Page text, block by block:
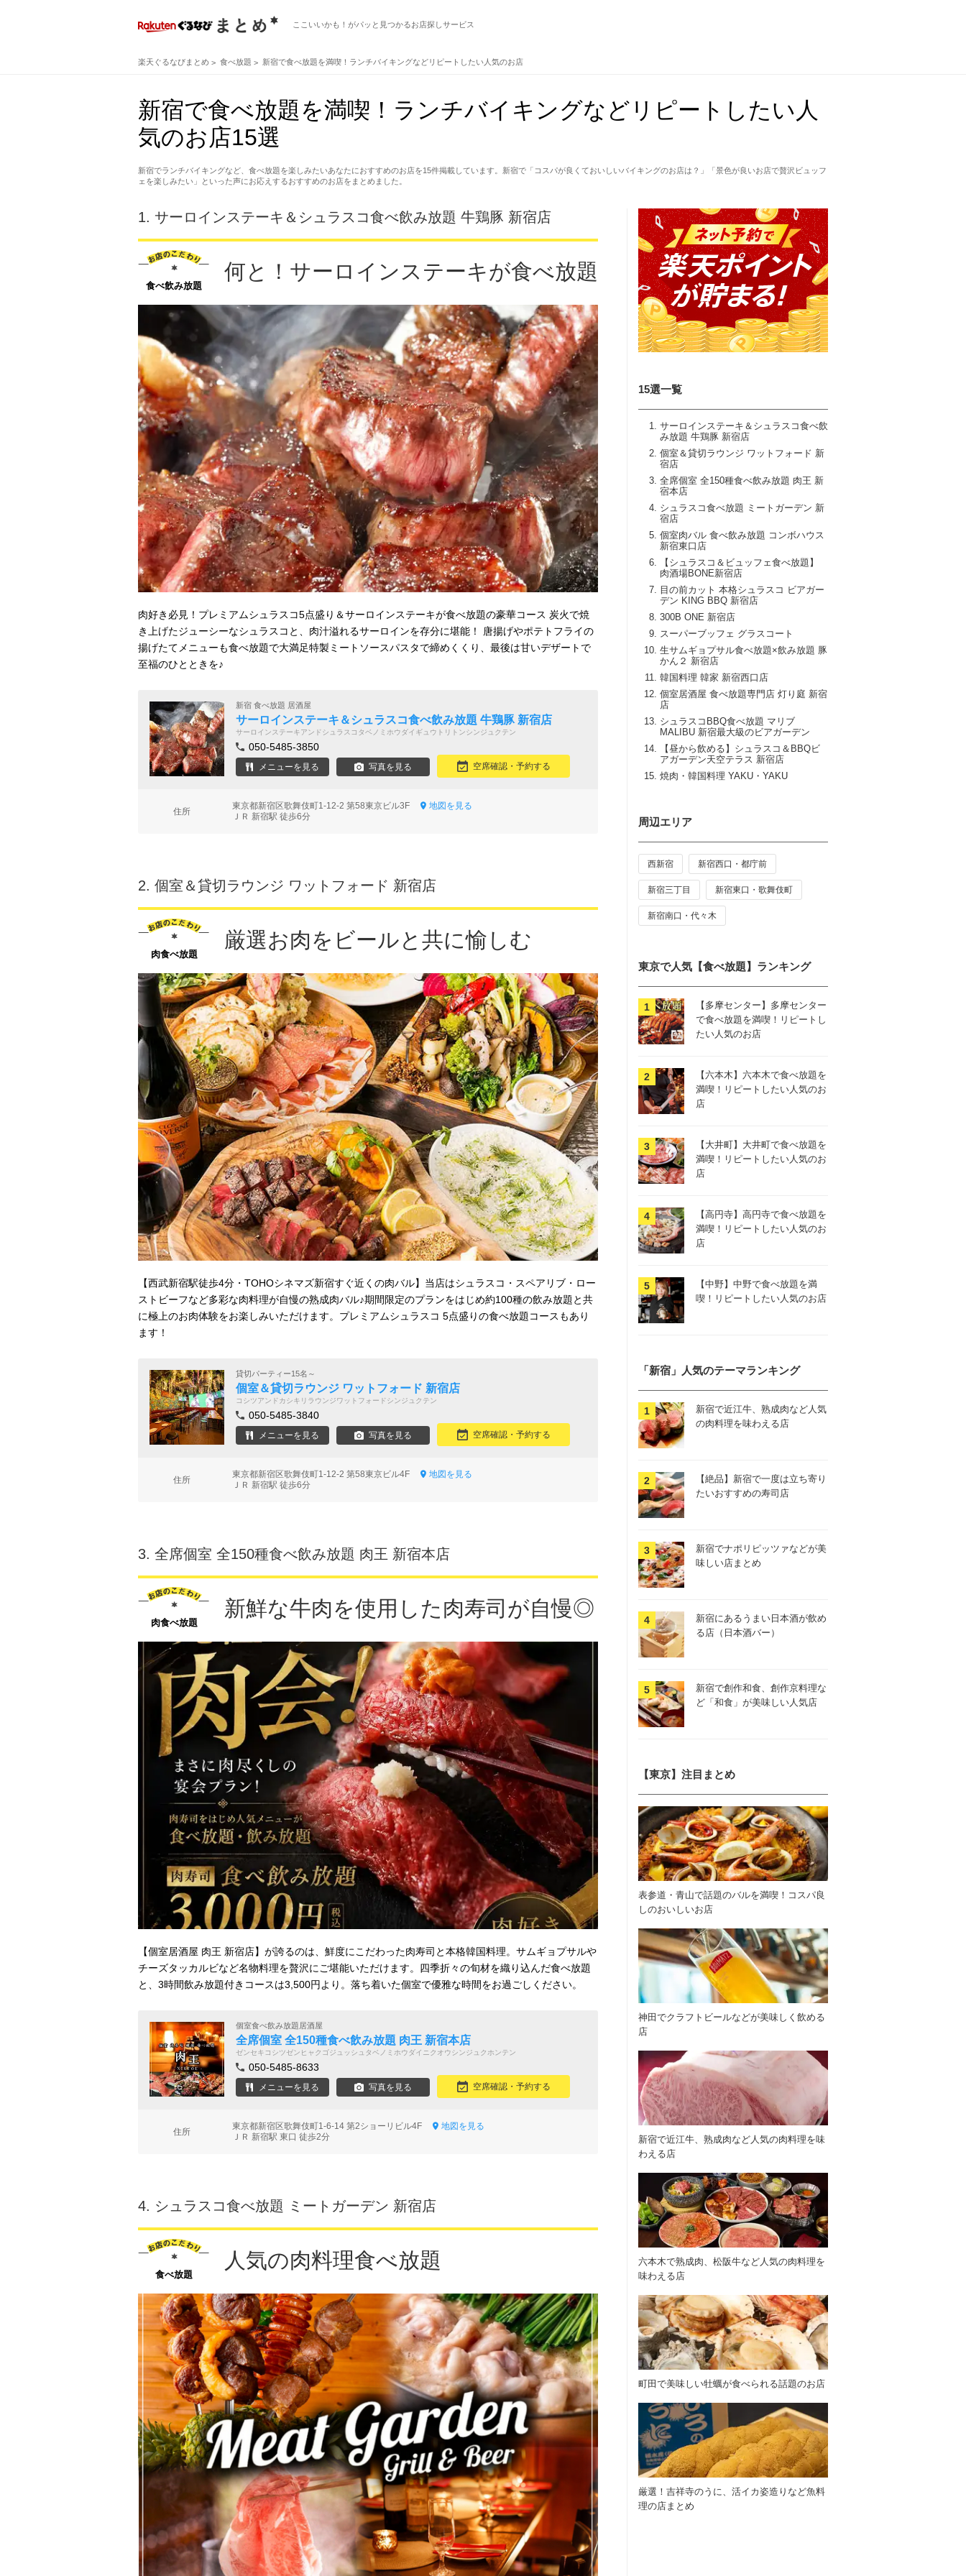
ここいいかも！がパッと見つかるお店探しサービス
楽天ぐるなびまとめ 食べ放題 新宿で食べ放題を満喫！ランチバイキングなどリピートしたい人気のお店
新宿で食べ放題を満喫！ランチバイキングなどリピートしたい人
気のお店15選
新宿でランチバイキングなど、食べ放題を楽しみたいあなたにおすすめのお店を15件掲載しています。新宿で「コスパが良くておいしいバイキングのお店は？」「景色が良いお店で贅沢ビュッフ
ェを楽しみたい」といった声にお応えするおすすめのお店をまとめました。
15選一覧
サーロインステーキ＆シュラスコ食べ飲
み放題 牛鶏豚 新宿店
個室＆貸切ラウンジ ワットフォード 新
宿店
全席個室 全150種食べ飲み放題 肉王 新
宿本店
シュラスコ食べ放題 ミートガーデン 新
宿店
個室肉バル 食べ飲み放題 コンボハウス
新宿東口店
【シュラスコ＆ビュッフェ食べ放題】
肉酒場BONE新宿店
目の前カット 本格シュラスコ ビアガー
デン KING BBQ 新宿店
300B ONE 新宿店
スーパーブッフェ グラスコート
生サムギョプサル食べ放題×飲み放題 豚
かん２ 新宿店
韓国料理 韓家 新宿西口店
個室居酒屋 食べ放題専門店 灯り庭 新宿
店
シュラスコBBQ食べ放題 マリブ
MALIBU 新宿最大級のビアガーデン
【昼から飲める】シュラスコ＆BBQビ
アガーデン天空テラス 新宿店
焼肉・韓国料理 YAKU・YAKU
1. サーロインステーキ＆シュラスコ食べ飲み放題 牛鶏豚 新宿店
食べ飲み放題
何と！サーロインステーキが食べ放題
肉好き必見！プレミアムシュラスコ5点盛り＆サーロインステーキが食べ放題の豪華コース 炭火で焼
き上げたジューシーなシュラスコと、肉汁溢れるサーロインを存分に堪能！ 唐揚げやポテトフライの
揚げたてメニューも食べ放題で大満足特製ミートソースパスタで締めくくり、最後は甘いデザートで
至福のひとときを♪
新宿 食べ放題 居酒屋
サーロインステーキ＆シュラスコ食べ飲み放題 牛鶏豚 新宿店
サーロインステーキアンドシュラスコタベノミホウダイギュウトリトンシンジュクテン
050-5485-3850
メニューを見る 写真を見る 空席確認・予約する
住所
東京都新宿区歌舞伎町1-12-2 第58東京ビル3F
地図を見る
ＪＲ 新宿駅 徒歩6分
2. 個室＆貸切ラウンジ ワットフォード 新宿店
肉食べ放題
厳選お肉をビールと共に愉しむ
【西武新宿駅徒歩4分・TOHOシネマズ新宿すぐ近くの肉バル】当店はシュラスコ・スペアリブ・ロー
ストビーフなど多彩な肉料理が自慢の熟成肉バル♪期間限定のプランをはじめ約100種の飲み放題と共
に極上のお肉体験をお楽しみいただけます。プレミアムシュラスコ 5点盛りの食べ放題コースもあり
ます！
貸切パーティー15名～
個室＆貸切ラウンジ ワットフォード 新宿店
コシツアンドカシキリラウンジワットフォードシンジュクテン
050-5485-3840
メニューを見る 写真を見る 空席確認・予約する
住所
東京都新宿区歌舞伎町1-12-2 第58東京ビル4F
地図を見る
ＪＲ 新宿駅 徒歩6分
3. 全席個室 全150種食べ飲み放題 肉王 新宿本店
肉食べ放題
新鮮な牛肉を使用した肉寿司が自慢◎
【個室居酒屋 肉王 新宿店】が誇るのは、鮮度にこだわった肉寿司と本格韓国料理。サムギョプサルや
チーズタッカルビなど名物料理を贅沢にご堪能いただけます。四季折々の旬材を織り込んだ食べ放題
と、3時間飲み放題付きコースは3,500円より。落ち着いた個室で優雅な時間をお過ごしください。
個室食べ飲み放題居酒屋
全席個室 全150種食べ飲み放題 肉王 新宿本店
ゼンセキコシツゼンヒャクゴジュッシュタベノミホウダイニクオウシンジュクホンテン
050-5485-8633
メニューを見る 写真を見る 空席確認・予約する
住所
東京都新宿区歌舞伎町1-6-14 第2ショーリビル4F
地図を見る
ＪＲ 新宿駅 東口 徒歩2分
4. シュラスコ食べ放題 ミートガーデン 新宿店
食べ放題
人気の肉料理食べ放題
周辺エリア
西新宿 新宿西口・都庁前
新宿三丁目 新宿東口・歌舞伎町
新宿南口・代々木
東京で人気【食べ放題】ランキング
【多摩センター】多摩センター
で食べ放題を満喫！リピートし
たい人気のお店
【六本木】六本木で食べ放題を
満喫！リピートしたい人気のお
店
【大井町】大井町で食べ放題を
満喫！リピートしたい人気のお
店
【高円寺】高円寺で食べ放題を
満喫！リピートしたい人気のお
店
【中野】中野で食べ放題を満
喫！リピートしたい人気のお店
「新宿」人気のテーマランキング
新宿で近江牛、熟成肉など人気
の肉料理を味わえる店
【絶品】新宿で一度は立ち寄り
たいおすすめの寿司店
新宿でナポリピッツァなどが美
味しい店まとめ
新宿にあるうまい日本酒が飲め
る店（日本酒バー）
新宿で創作和食、創作京料理な
ど「和食」が美味しい人気店
【東京】注目まとめ
表参道・青山で話題のバルを満喫！コスパ良
しのおいしいお店
神田でクラフトビールなどが美味しく飲める
店
新宿で近江牛、熟成肉など人気の肉料理を味
わえる店
六本木で熟成肉、松阪牛など人気の肉料理を
味わえる店
町田で美味しい牡蠣が食べられる話題のお店
厳選！吉祥寺のうに、活イカ姿造りなど魚料
理の店まとめ